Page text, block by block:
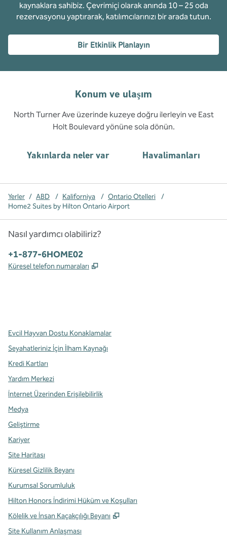
kaynaklara sahibiz. Çevrimiçi olarak anında 10 – 25 oda
rezervasyonu yaptırarak, katılımcılarınızı bir arada tutun.
Bir Etkinlik Planlayın
Konum ve ulaşım
North Turner Ave üzerinde kuzeye doğru ilerleyin ve East
Holt Boulevard yönüne sola dönün.
Yakınlarda neler var Havalimanları
Yerler / ABD / Kaliforniya / Ontario Otelleri
/
Home2 Suites by Hilton Ontario Airport
Nasıl yardımcı olabiliriz?
Telefon:
+1-877-6HOME02
Küresel telefon numaraları ,
Evcil Hayvan Dostu Konaklamalar
Seyahatleriniz İçin İlham Kaynağı
Kredi Kartları
Yardım Merkezi
İnternet Üzerinden Erişilebilirlik
Medya
Geliştirme
Kariyer
Site Haritası
Küresel Gizlilik Beyanı
Kurumsal Sorumluluk
Hilton Honors İndirimi Hüküm ve Koşulları
Kölelik ve İnsan Kaçakçılığı Beyanı
,
Site Kullanım Anlaşması